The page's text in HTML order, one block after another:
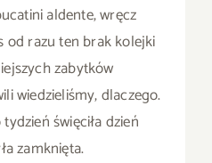
aldente, wręcz
od razu ten brak kolejki
zabytków
wiedzieliśmy, dlaczego.
święciła dzień
zamknięta.